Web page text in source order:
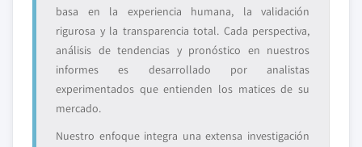
basa en la experiencia humana, la validación
rigurosa y la transparencia total. Cada perspectiva,
análisis de tendencias y pronóstico en nuestros
informes es desarrollado por analistas
experimentados que entienden los matices de su
mercado.
Nuestro enfoque integra una extensa investigación